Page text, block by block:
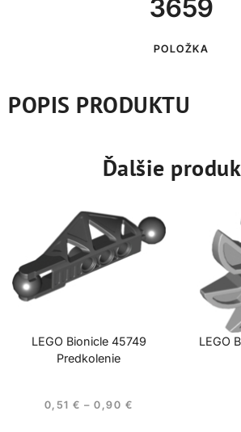
3659
POLOŽKA
POPIS PRODUKTU
Ďalšie
LEGO Bionicle 45749
Predkolenie
0,51€ – 0,90 €
LEGO